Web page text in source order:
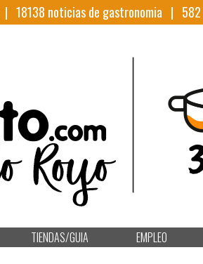
| 18138 noticias de gastronomia | 582
TIENDAS/GUIA EMPLEO